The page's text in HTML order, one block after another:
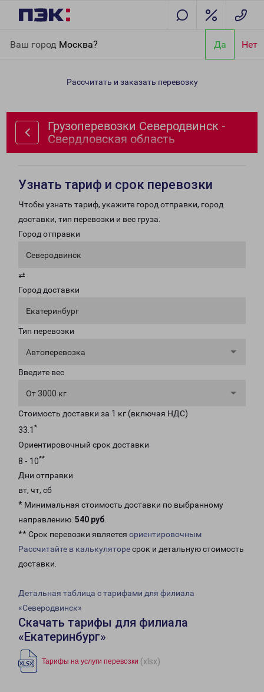
Ваш город Москва? Да Нет
Свердловская область
Рассчитать и заказать перевозку
Грузоперевозки Северодвинск -
Свердловская область
Узнать тариф и срок перевозки
Чтобы узнать тариф, укажите город отправки, город
доставки, тип перевозки и вес груза.
Город отправки
Северодвинск
⇄
Город доставки
Екатеринбург
Тип перевозки
Автоперевозка
Введите вес
От 3000 кг
Стоимость доставки за 1 кг (включая НДС)
33.1 *
Ориентировочный срок доставки
8 - 10**
Дни отправки
вт, чт, сб
* Минимальная стоимость доставки по выбранному
направлению: 540 руб.
** Срок перевозки является ориентировочным
Рассчитайте в калькуляторесрок и детальную стоимость
доставки.
Детальная таблица с тарифами для филиала
«Северодвинск»
Скачать тарифы для филиала
«Екатеринбург»
Тарифы на услуги перевозки (xlsx)